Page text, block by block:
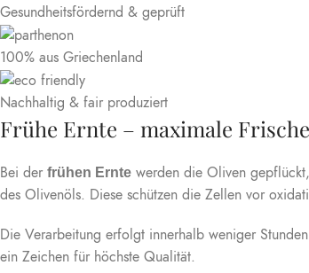
Gesundheitsfördernd & geprüft
100% aus Griechenland
Nachhaltig & fair produziert
Frühe Ernte – maximale
Bei der frühen Ernte werden die Oliven
des Olivenöls. Diese schützen die Zellen vor
Die Verarbeitung erfolgt innerhalb weniger
ein Zeichen für höchste Qualität.